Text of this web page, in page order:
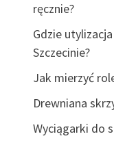
ręcznie?
Gdzie
Szczecinie?
Jak mierzyć
Drewniana
Wyciągarki do